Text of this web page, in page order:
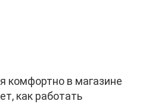
комфортно в магазине
как работать